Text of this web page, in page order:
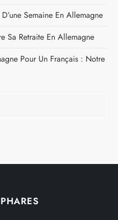
Semaine En Allemagne
Sa Retraite En Allemagne
Pour Un Français : Notre